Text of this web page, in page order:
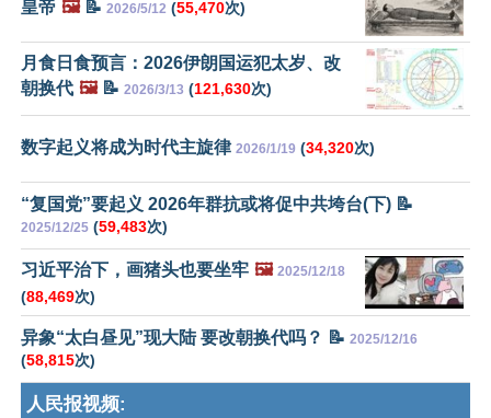
皇帝 🖼️📝 2026/5/12 (55,470次)
月食日食预言：2026伊朗国运犯太岁、改
朝换代 🖼️📝 2026/3/13 (121,630次)
数字起义将成为时代主旋律 2026/1/19 (34,320次)
“复国党”要起义 2026年群抗或将促中共垮台(下) 📝
2025/12/25 (59,483次)
习近平治下，画猪头也要坐牢 🖼️ 2025/12/18
(88,469次)
异象“太白昼见”现大陆 要改朝换代吗？ 📝 2025/12/16
(58,815次)
人民报视频: